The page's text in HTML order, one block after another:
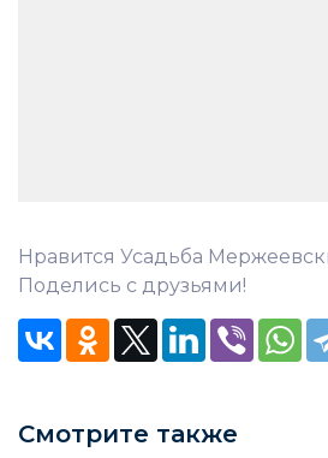
Нравится Усадьба
Поделись с друзьями!
Смотрите также